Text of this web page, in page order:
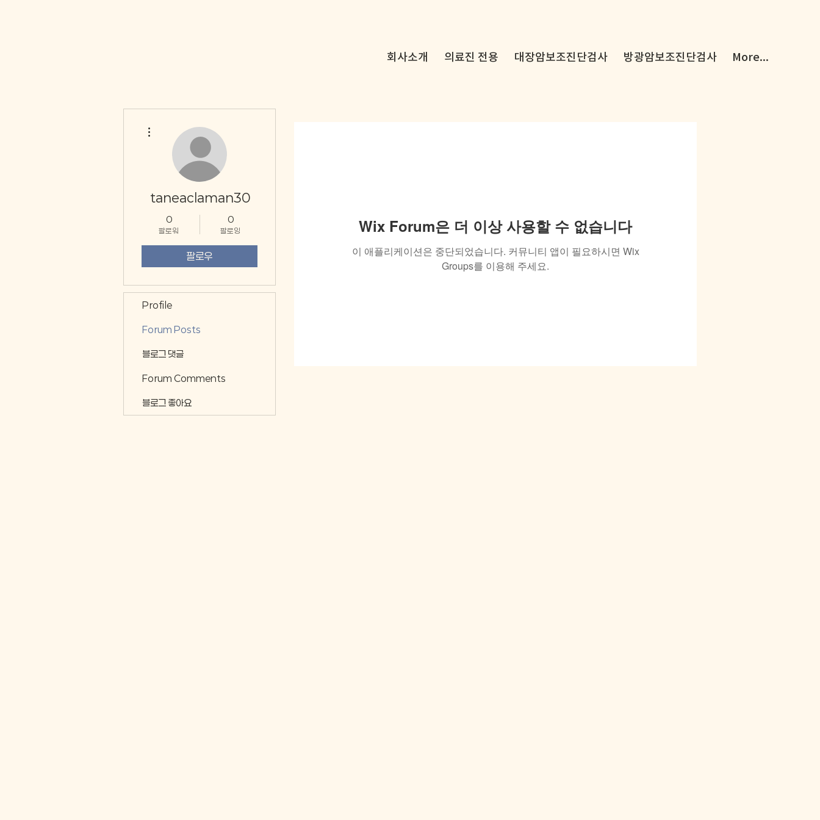
회사소개 의료진 전용 대장암보조진단검사 방광암보조진단검사 More...
Wix Forum은 더 이상 사용할 수 없습니다
이 애플리케이션은 중단되었습니다. 커뮤니티 앱이 필요하시면 Wix
Groups를 이용해 주세요.
taneaclaman30
0
팔로워
0
팔로잉
팔로우
Profile
Forum Posts
블로그 댓글
Forum Comments
블로그 좋아요